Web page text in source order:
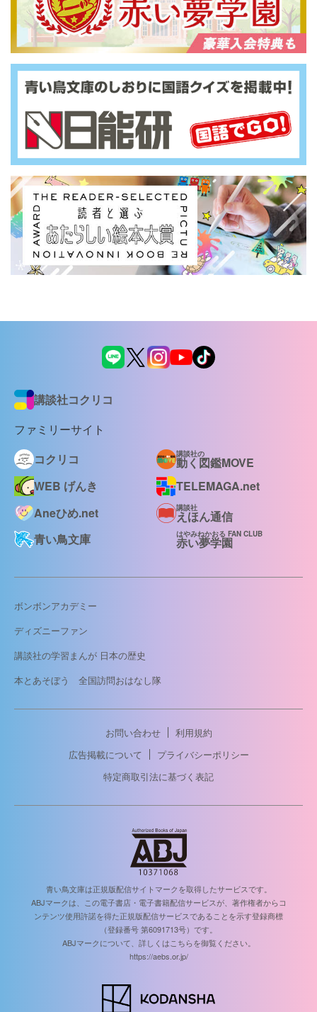
講談社コクリコ
ファミリーサイト
コクリコ
講談社の
動く図鑑MOVE
WEB げんき
TELEMAGA.net
Aneひめ.net
講談社
えほん通信
青い鳥文庫
はやみねかおる FAN CLUB
赤い夢学園
ボンボンアカデミー
ディズニーファン
講談社の学習まんが 日本の歴史
本とあそぼう 全国訪問おはなし隊
お問い合わせ
利用規約
広告掲載について
プライバシーポリシー
特定商取引法に基づく表記
青い鳥文庫は正規版配信サイトマークを取得したサービスです。
ABJマークは、この電子書店・電子書籍配信サービスが、著作権者からコ
ンテンツ使用許諾を得た正規版配信サービスであることを示す登録商標
（登録番号 第6091713号）です。
ABJマークについて、詳しくはこちらを御覧ください。
https://aebs.or.jp/